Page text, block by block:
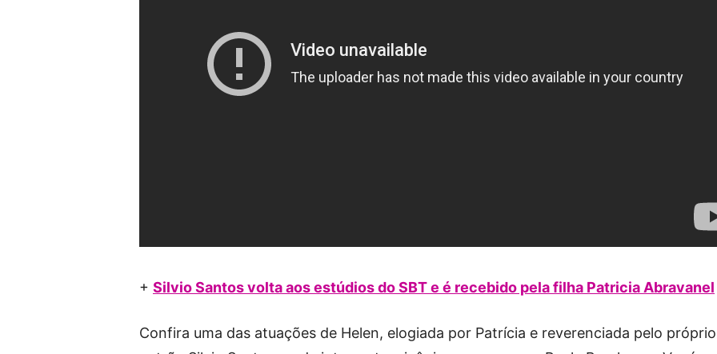
+ Silvio Santos volta aos estúdios do SBT e é recebido pela filha Patricia Abravanel
Confira uma das atuações de Helen, elogiada por Patrícia e reverenciada pelo próprio